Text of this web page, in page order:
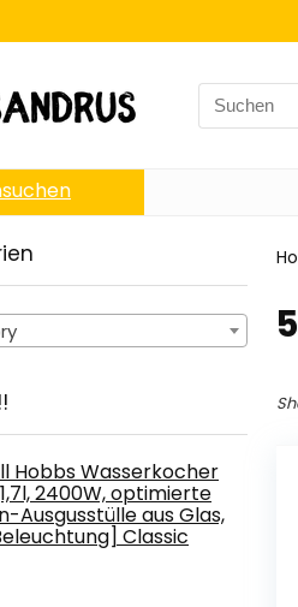
Search
for:
Hobbs Wasserkocher
2400W, optimierte
Ausgusstülle aus Glas,
Classic